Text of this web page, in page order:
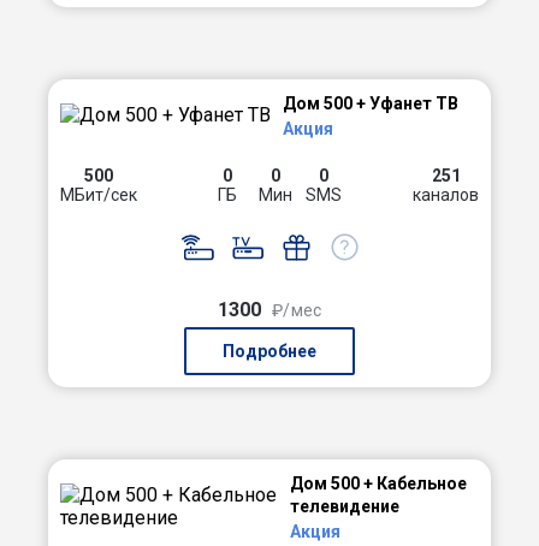
Дом 500 + Уфанет ТВ
Акция
500
МБит/сек
0
ГБ
0
Мин
0
SMS
251
каналов
1300 ₽/мес
Подробнее
Дом 500 + Кабельное
телевидение
Акция